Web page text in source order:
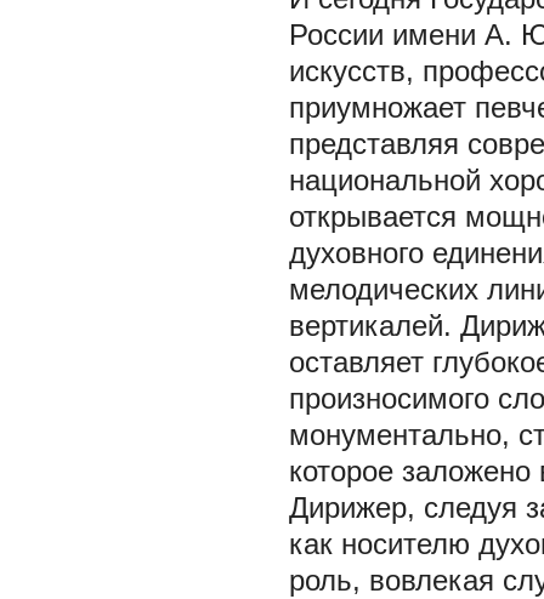
России имени А.
искусств,
приумножает
представляя
национальной
открывается
духовного
мелодических
вертикалей.
оставляет
произносимого
монументально,
которое
Дирижер, следуя
как носителю
роль, вовлекая